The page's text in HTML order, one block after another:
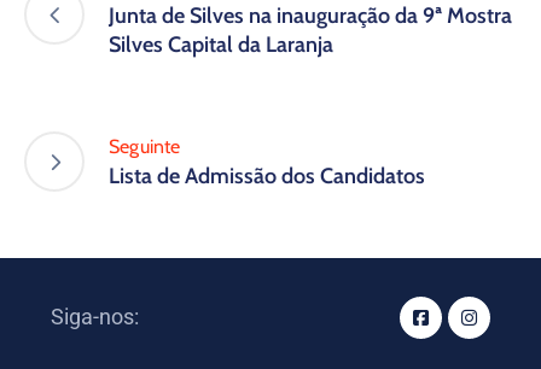
Junta de Silves na inauguração da 9ª Mostra
Silves Capital da Laranja
Seguinte
Lista de Admissão dos Candidatos
Siga-nos: